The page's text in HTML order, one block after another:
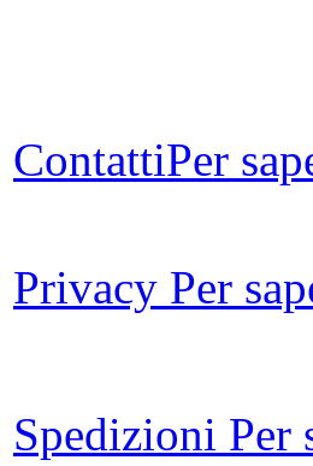
ContattiPer
Privacy Per
Spedizioni Per